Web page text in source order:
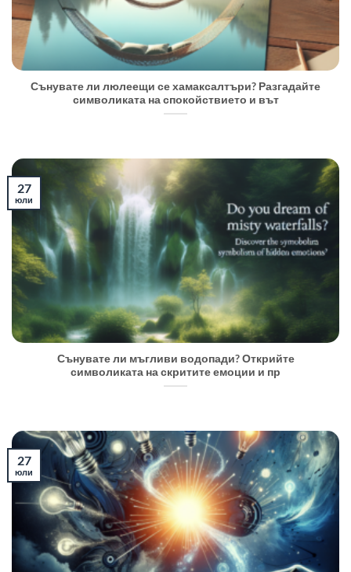
Сънувате ли люлеещи се хамаксалтъри? Разгадайте
символиката на спокойствието и вът
Сънувате ли мъгливи водопади? Открийте
символиката на скритите емоции и пр
27
юли
27
юли